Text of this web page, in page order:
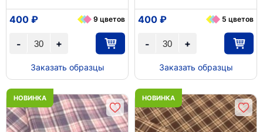
+
-
400 ₽ 9 цветов
Заказать образцы
+
-
400 ₽ 5 цветов
Заказать образцы
НОВИНКА НОВИНКА